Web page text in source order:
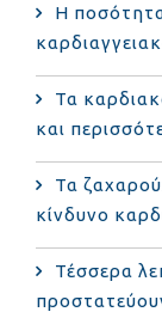
Η
Τα
και
Τα
κίνδυνο
Τέσσερα